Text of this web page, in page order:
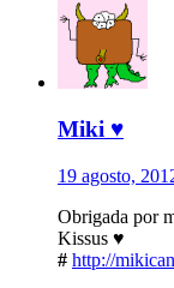
Miki ♥
19 agosto,
Obrigada por
Kissus ♥
# http://